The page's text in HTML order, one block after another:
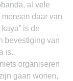
al vele
daar van
is de
bevestiging van
is.
organiseren
gaan wonen,